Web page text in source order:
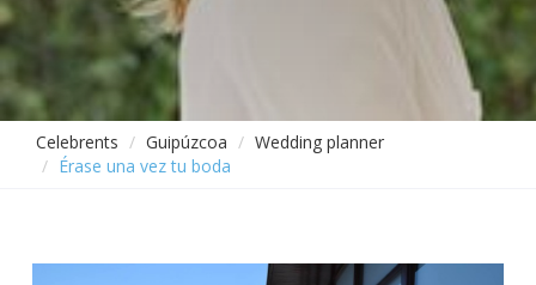
Celebrents Guipúzcoa
Wedding planner
Érase una vez tu boda